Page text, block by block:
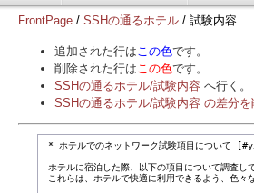
FrontPage / SSHの通るホテル / 試験内容
追加された行は この色です。
削除された行は この色です。
SSHの通るホテル/試験内容 へ行く。
SSHの通るホテル/試験内容 の差分を
* ホテルでのネットワーク試験項目について
ホテルに宿泊した際、以下の項目について調査して
これらは、ホテルで快適に利用できるよう、色々